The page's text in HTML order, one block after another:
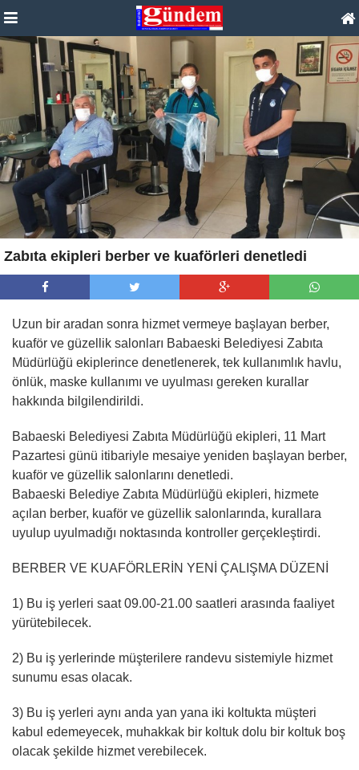
Zabıta ekipleri berber ve kuaförleri denetledi
Uzun bir aradan sonra hizmet vermeye başlayan berber,
kuaför ve güzellik salonları Babaeski Belediyesi Zabıta
Müdürlüğü ekiplerince denetlenerek, tek kullanımlık havlu,
önlük, maske kullanımı ve uyulması gereken kurallar
hakkında bilgilendirildi.
Babaeski Belediyesi Zabıta Müdürlüğü ekipleri, 11 Mart
Pazartesi günü itibariyle mesaiye yeniden başlayan berber,
kuaför ve güzellik salonlarını denetledi.
Babaeski Belediye Zabıta Müdürlüğü ekipleri, hizmete
açılan berber, kuaför ve güzellik salonlarında, kurallara
uyulup uyulmadığı noktasında kontroller gerçekleştirdi.
BERBER VE KUAFÖRLERİN YENİ ÇALIŞMA DÜZENİ
1) Bu iş yerleri saat 09.00-21.00 saatleri arasında faaliyet
yürütebilecek.
2) Bu iş yerlerinde müşterilere randevu sistemiyle hizmet
sunumu esas olacak.
3) Bu iş yerleri aynı anda yan yana iki koltukta müşteri
kabul edemeyecek, muhakkak bir koltuk dolu bir koltuk boş
olacak şekilde hizmet verebilecek.